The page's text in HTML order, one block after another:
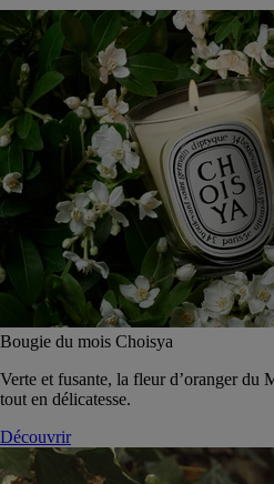
Bougie du mois Choisya
Verte et fusante, la fleur d’oranger du
tout en délicatesse.
Découvrir